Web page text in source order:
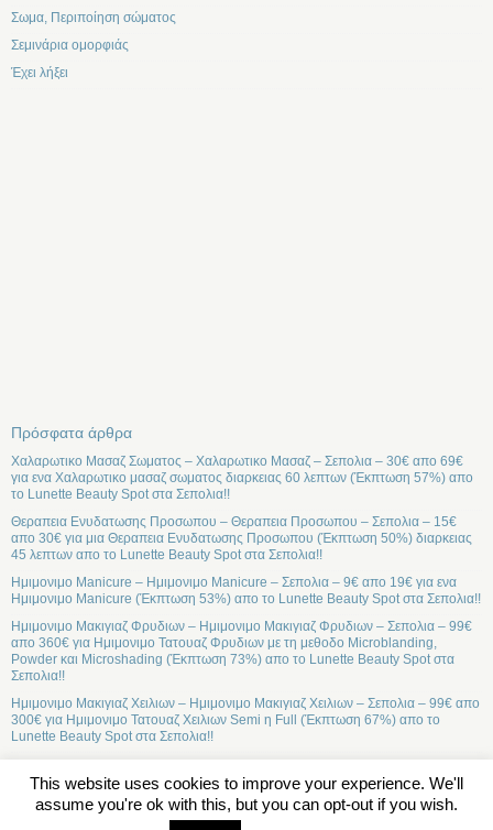
This website uses cookies to improve your experience. We'll
assume you're ok with this, but you can opt-out if you wish.
Σωμα, Περιποίηση σώματος
Σεμινάρια ομορφιάς
Έχει λήξει
Πρόσφατα άρθρα
Χαλαρωτικο Μασαζ Σωματος – Χαλαρωτικο Μασαζ – Σεπολια – 30€ απο 69€
για ενα Χαλαρωτικο μασαζ σωματος διαρκειας 60 λεπτων (Έκπτωση 57%) απο
το Lunette Beauty Spot στα Σεπολια!!
Θεραπεια Ενυδατωσης Προσωπου – Θεραπεια Προσωπου – Σεπολια – 15€
απο 30€ για μια Θεραπεια Ενυδατωσης Προσωπου (Έκπτωση 50%) διαρκειας
45 λεπτων απο το Lunette Beauty Spot στα Σεπολια!!
Ημιμονιμο Manicure – Ημιμονιμο Manicure – Σεπολια – 9€ απο 19€ για ενα
Ημιμονιμο Manicure (Έκπτωση 53%) απο το Lunette Beauty Spot στα Σεπολια!!
Ημιμονιμο Μακιγιαζ Φρυδιων – Ημιμονιμο Μακιγιαζ Φρυδιων – Σεπολια – 99€
απο 360€ για Ημιμονιμο Τατουαζ Φρυδιων με τη μεθοδο Microblanding,
Powder και Microshading (Έκπτωση 73%) απο το Lunette Beauty Spot στα
Σεπολια!!
Ημιμονιμο Μακιγιαζ Χειλιων – Ημιμονιμο Μακιγιαζ Χειλιων – Σεπολια – 99€ απο
300€ για Ημιμονιμο Τατουαζ Χειλιων Semi η Full (Έκπτωση 67%) απο το
Lunette Beauty Spot στα Σεπολια!!